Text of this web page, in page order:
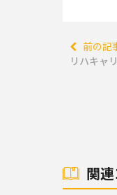
前の記
リハキャ
関